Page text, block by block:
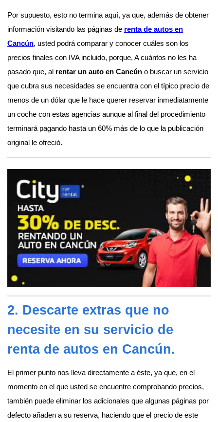
Por supuesto, esto no termina aquí, ya que, además de obtener
información visitando las páginas de renta de autos en
Cancún, usted podrá comparar y conocer cuáles son los
precios finales con IVA incluido, porque, A cuántos no les ha
pasado que, al rentar un auto en Cancún o buscar un servicio
que cubra sus necesidades se encuentra con el típico precio de
menos de un dólar que le hace querer reservar inmediatamente
un coche con estas agencias aunque al final del procedimiento
terminará pagando hasta un 60% más de lo que la publicación
original le ofreció.
2. Descarte extras que no
necesite en su servicio de
renta de autos en Cancún.
El primer punto nos lleva directamente a éste, ya que, en el
momento en el que usted se encuentre comprobando precios,
también puede eliminar los adicionales que algunas páginas por
defecto añaden a su reserva, haciendo que el precio de este